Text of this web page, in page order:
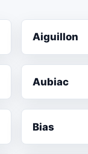
Aiguillon
Aubiac
Bias